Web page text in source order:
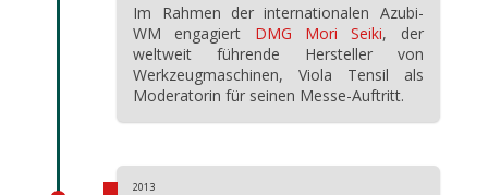
Im Rahmen der internationalen Azubi-
WM engagiert DMG Mori Seiki, der
weltweit führende Hersteller von
Werkzeugmaschinen, Viola Tensil als
Moderatorin für seinen Messe-Auftritt.
2013